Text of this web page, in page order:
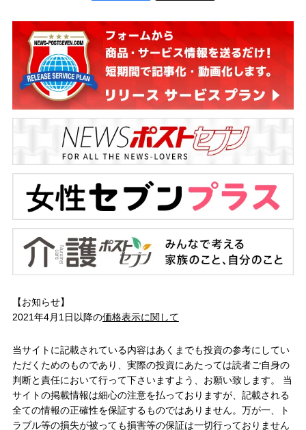
【お知らせ】
2021年4月1日以降の価格表示に関して
当サイトに記載されている内容はあくまでも投資の参考にしてい
ただくためのものであり、実際の投資にあたっては読者ご自身の
判断と責任において行って下さいますよう、お願い致します。 当
サイトの掲載情報は細心の注意を払っておりますが、記載される
全ての情報の正確性を保証するものではありません。万が一、ト
ラブル等の損失が被っても損害等の保証は一切行っておりません